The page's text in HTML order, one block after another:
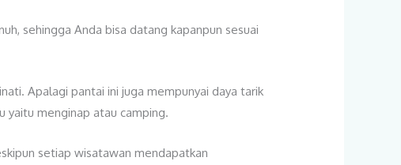
sehingga Anda bisa datang kapanpun sesuai
Apalagi pantai ini juga mempunyai daya tarik
yaitu menginap atau camping.
setiap wisatawan mendapatkan